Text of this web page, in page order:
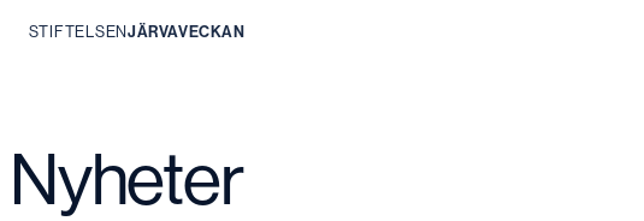
STIFTELSENJÄRVAVECKAN
Nyheter